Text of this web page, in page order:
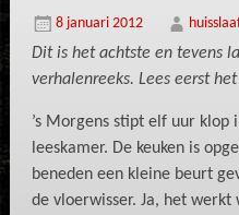
8 januari 2012
Dit is het achtste en tevens
verhalenreeks. Lees eerst
’s Morgens stipt elf uur klop
leeskamer. De keuken is
beneden een kleine beurt
de vloerwisser. Ja, het